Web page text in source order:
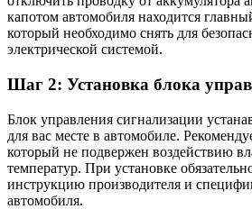
капотом автомобиля находится
который необходимо снять для
электрической системой.
Шаг 2: Установка блока
Блок управления сигнализации
для вас месте в автомобиле.
который не подвержен воздействию
температур. При установке
инструкцию производителя и
автомобиля.